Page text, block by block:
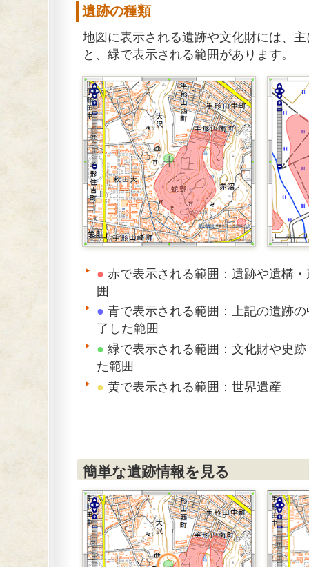
遺跡の種類
地図に表示される遺跡や文化財には、
と、緑で表示される範囲があります。
● 赤で表示される範囲：遺跡や遺構
囲
● 青で表示される範囲：上記の遺跡
了した範囲
● 緑で表示される範囲：文化財や史
た範囲
● 黄で表示される範囲：世界遺産
簡単な遺跡情報を見る